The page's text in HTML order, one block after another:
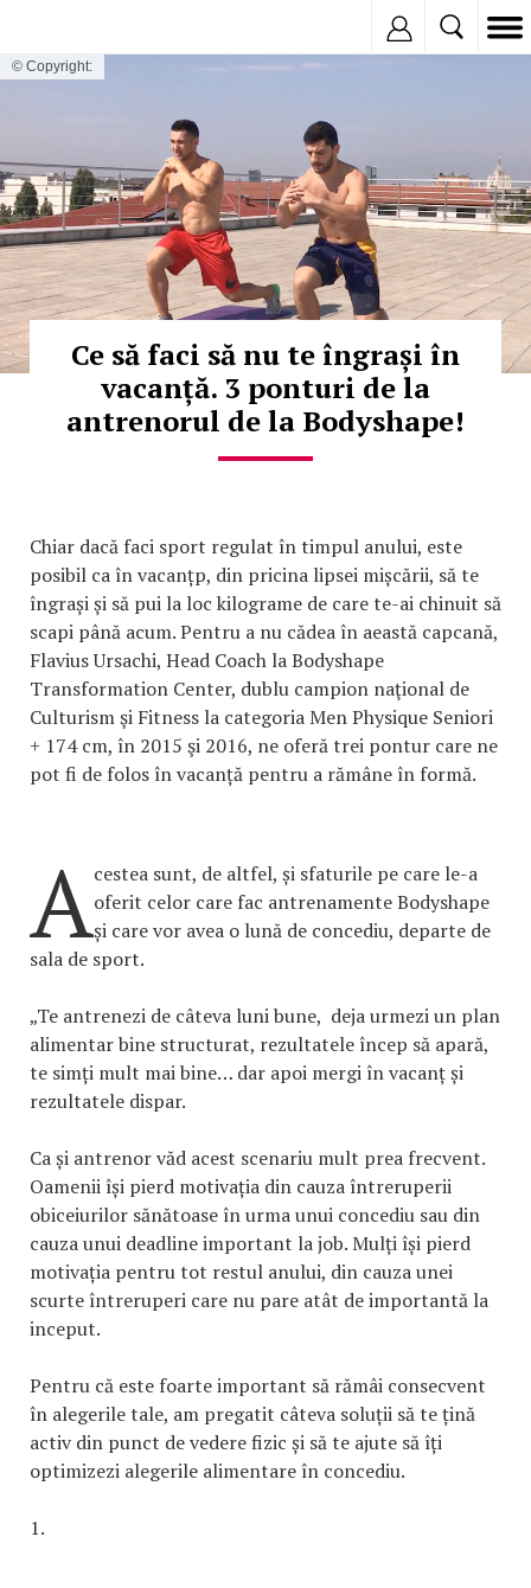
© Copyright:
Ce să faci să nu te îngrași în
vacanță. 3 ponturi de la
antrenorul de la Bodyshape!
Chiar dacă faci sport regulat în timpul anului, este
posibil ca în vacanțp, din pricina lipsei mișcării, să te
îngrași și să pui la loc kilograme de care te-ai chinuit să
scapi până acum. Pentru a nu cădea în aeastă capcană,
Flavius Ursachi, Head Coach la Bodyshape
Transformation Center, dublu campion naţional de
Culturism şi Fitness la categoria Men Physique Seniori
+ 174 cm, în 2015 şi 2016, ne oferă trei pontur care ne
pot fi de folos în vacanță pentru a rămâne în formă.
Acestea sunt, de altfel, și sfaturile pe care le-a
oferit celor care fac antrenamente Bodyshape
și care vor avea o lună de concediu, departe de
sala de sport.
„Te antrenezi de câteva luni bune, deja urmezi un plan
alimentar bine structurat, rezultatele încep să apară,
te simți mult mai bine… dar apoi mergi în vacanț și
rezultatele dispar.
Ca și antrenor văd acest scenariu mult prea frecvent.
Oamenii își pierd motivația din cauza întreruperii
obiceiurilor sănătoase în urma unui concediu sau din
cauza unui deadline important la job. Mulți își pierd
motivația pentru tot restul anului, din cauza unei
scurte întreruperi care nu pare atât de importantă la
inceput.
Pentru că este foarte important să rămâi consecvent
în alegerile tale, am pregatit câteva soluții să te țină
activ din punct de vedere fizic și să te ajute să îți
optimizezi alegerile alimentare în concediu.
1.